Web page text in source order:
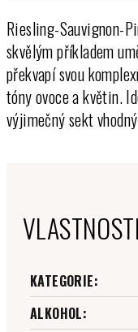
Riesling-Sauvignon-
skvělým příkladem
překvapí svou
tóny ovoce a květin.
výjimečný sekt
KATEGORIE:
ALKOHOL: